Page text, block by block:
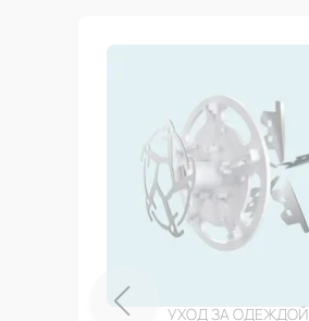
УХОД ЗА ОДЕЖДОЙ